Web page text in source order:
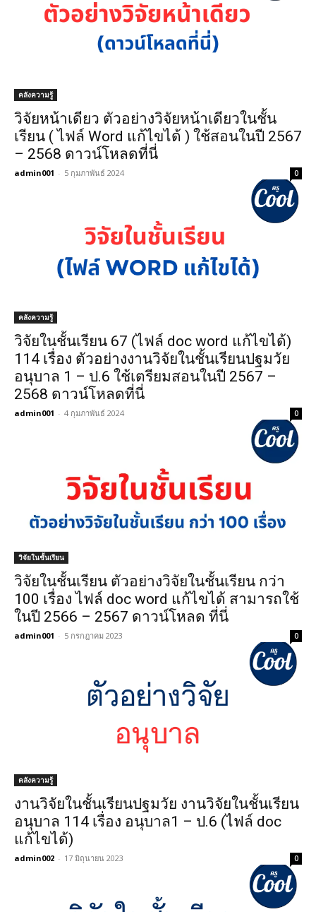
คลังความรู้
วิจัยหน้าเดียว ตัวอย่างวิจัยหน้าเดียวในชั้น
เรียน ( ไฟล์ Word แก้ไขได้ ) ใช้สอนในปี 2567
– 2568 ดาวน์โหลดที่นี่
admin001 - 5 กุมภาพันธ์ 2024 0
คลังความรู้
วิจัยในชั้นเรียน 67 (ไฟล์ doc word แก้ไขได้)
114 เรื่อง ตัวอย่างงานวิจัยในชั้นเรียนปฐมวัย
อนุบาล 1 – ป.6 ใช้เตรียมสอนในปี 2567 –
2568 ดาวน์โหลดที่นี่
admin001 - 4 กุมภาพันธ์ 2024 0
วิจัยในชั้นเรียน
วิจัยในชั้นเรียน ตัวอย่างวิจัยในชั้นเรียน กว่า
100 เรื่อง ไฟล์ doc word แก้ไขได้ สามารถใช้
ในปี 2566 – 2567 ดาวน์โหลด ที่นี่
admin001 - 5 กรกฎาคม 2023 0
คลังความรู้
งานวิจัยในชั้นเรียนปฐมวัย งานวิจัยในชั้นเรียน
อนุบาล 114 เรื่อง อนุบาล1 – ป.6 (ไฟล์ doc
แก้ไขได้)
admin002 - 17 มิถุนายน 2023 0